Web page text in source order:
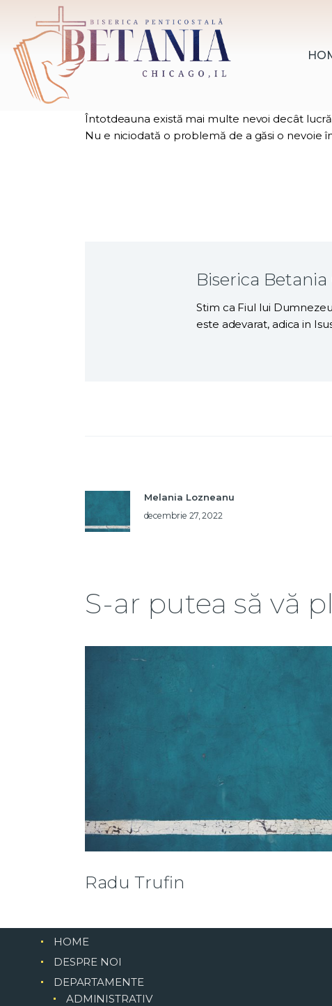
Întotdeauna există mai multe nevoi decât
Nu e niciodată o problemă de a găsi o nevoie
Biserica Betania
Stim ca Fiul lui
este adevarat, adica in
Melania Lozneanu
decembrie 27, 2022
S-ar putea să vă
Radu Trufin
HOME
DESPRE NOI
DEPARTAMENTE
ADMINISTRATIV